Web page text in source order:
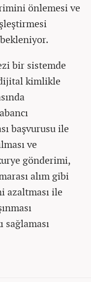
önlemesi ve
bir sistemde
kimlikle
başvurusu ile
ve
gönderimi,
alım gibi
azaltması ile
sağlaması